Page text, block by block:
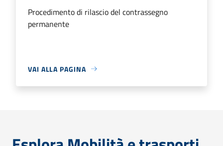
Procedimento di rilascio del contrassegno
permanente
VAI ALLA PAGINA